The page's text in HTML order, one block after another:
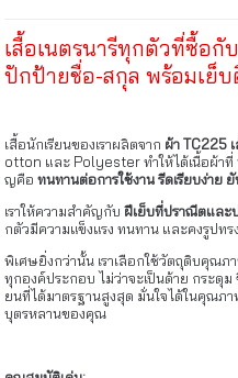
เสื้อเนตรนารีทุกตัวที่ซื้อกั
ปักป้ายชื่อ-สกุล พร้อมเย็
เสื้อนักเรียนของเราผลิตจาก ผ้า TC225
otton และ Polyester ทำให้ได้เนื้อผ้าที่
ญคือทนทานต่อการใช้งาน รีดเรียบง่าย
เราให้ความสำคัญกับฝีเย็บที่ปราณีตและ
กตัวมีความแข็งแรง ทนทาน และคงรูปท
พิเศษยิ่งกว่านั้น เราเลือกใช้วัตถุดิบคุณภ
ทุกองค์ประกอบ ไม่ว่าจะเป็นด้าย กระดุ
ยนที่ได้มาตรฐานสูงสุด มั่นใจได้ในคุณภ
บุตรหลานของคุณ